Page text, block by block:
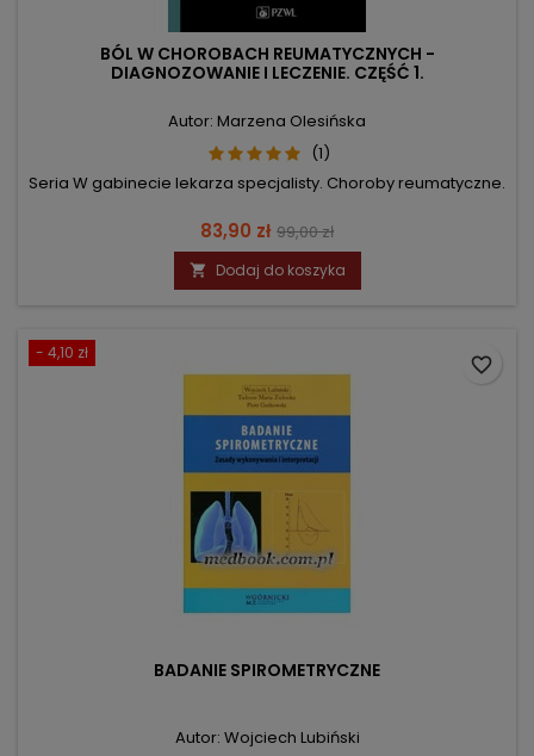
BÓL W CHOROBACH REUMATYCZNYCH -
DIAGNOZOWANIE I LECZENIE. CZĘŚĆ 1.
Autor: Marzena Olesińska
(1)
Seria W gabinecie lekarza specjalisty. Choroby reumatyczne.
Cena
83,90 zł Cena
podstawowa
99,00 zł
 Dodaj do koszyka
- 4,10 zł
BADANIE SPIROMETRYCZNE
Autor: Wojciech Lubiński
favorite_border